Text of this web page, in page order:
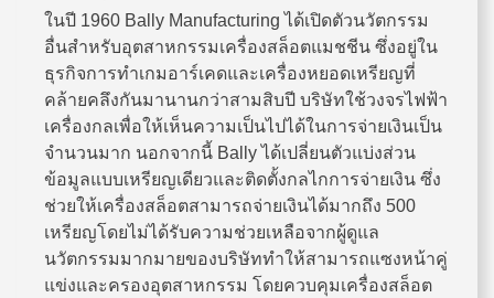
ในปี 1960 Bally Manufacturing ได้เปิดตัวนวัตกรรม
อื่นสำหรับอุตสาหกรรมเครื่องสล็อตแมชชีน ซึ่งอยู่ใน
ธุรกิจการทำเกมอาร์เคดและเครื่องหยอดเหรียญที่
คล้ายคลึงกันมานานกว่าสามสิบปี บริษัทใช้วงจรไฟฟ้า
เครื่องกลเพื่อให้เห็นความเป็นไปได้ในการจ่ายเงินเป็น
จำนวนมาก นอกจากนี้ Bally ได้เปลี่ยนตัวแบ่งส่วน
ข้อมูลแบบเหรียญเดียวและติดตั้งกลไกการจ่ายเงิน ซึ่ง
ช่วยให้เครื่องสล็อตสามารถจ่ายเงินได้มากถึง 500
เหรียญโดยไม่ได้รับความช่วยเหลือจากผู้ดูแล
นวัตกรรมมากมายของบริษัททำให้สามารถแซงหน้าคู่
แข่งและครองอุตสาหกรรม โดยควบคุมเครื่องสล็อต